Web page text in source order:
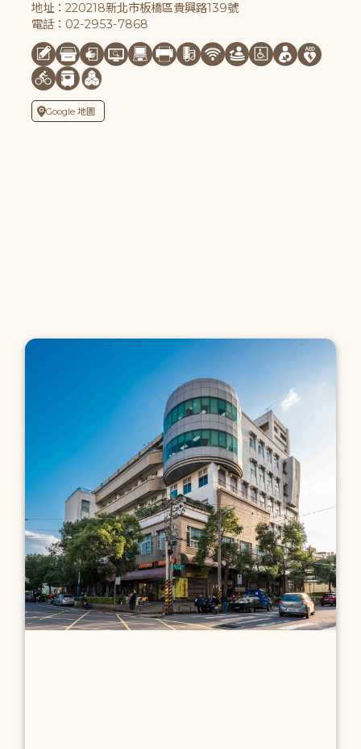
地址：220218新北市板橋區貴興路139號
電話：02-2953-7868
Google 地圖